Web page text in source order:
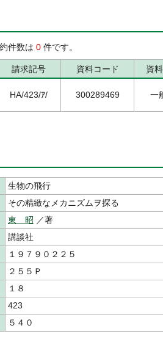
件数は 0 件です。
請求記号 資料コード 資
HA/423/ｱ/ 300289469 一
生物の飛行
その精緻なメカニズムヲ探る
東 昭 ／著
講談社
１９７９０２２５
２５５Ｐ
１８
423
５４０